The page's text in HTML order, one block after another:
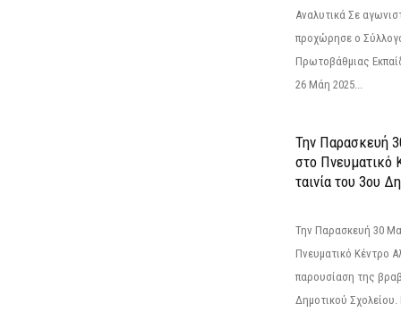
Αναλυτικά Σε
προχώρησε ο
Πρωτοβάθμιας
26 Μάη 2025...
Την Παρασκευή
στο Πνευματικό
ταινία του 3ου
Την Παρασκευή 30
Πνευματικό Κέντρο
παρουσίαση της
Δημοτικού Σχολείου.